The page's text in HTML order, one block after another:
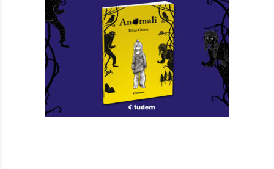
teatral havaya bürürken, Kevin’a da aşılıyor aynı sahne
civanmertliğini. Üstelik fiziği ve cesaretiyle göze
sokulmuş Kevin’ın, karmaşık legolarla harikalar
yaratması, ön yargısından sıçratıyor okuru.
İskender, arkadaşlarını kollamakla yetinmeyip
annesinin pazar çantalarını sırtlamasını da biliyor.